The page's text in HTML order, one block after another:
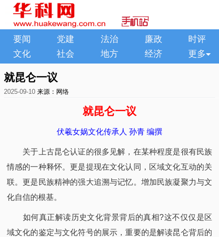
要闻 党建 法治 廉政
时评
文化
社会 地方 经济 更多
就昆仑一议
2025-09-10 来源：网络
就昆仑一议
伏羲女娲文化传承人 孙青 编撰
关于上古昆仑认证的很多见解，在某种程度是很有民族
情感的一种释怀。更是提现在文化认同，区域文化互动的关
联。更是民族精神的强大追溯与记忆。增加民族凝聚力与文
化自信的根基。
如何真正解读历史文化背景背后的真相?这不仅仅是区
域文化的鉴定与文化符号的展示，重要的是解读昆仑背后的